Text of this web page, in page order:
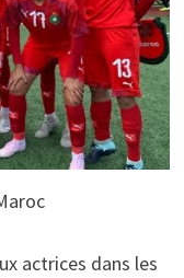
actrices dans les